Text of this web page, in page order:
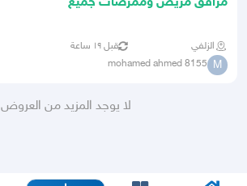
الزلفي قبل ١٩ ساعة
M
mohamed ahmed 8155
لا يوجد المزيد من العروض